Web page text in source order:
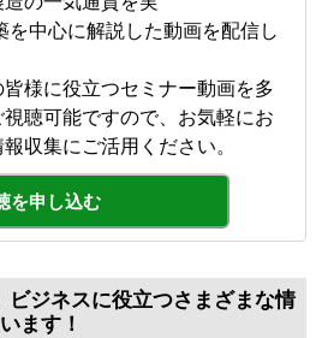
を中心に解説した動画を配信し
様に役立つセミナー動画を多
聴可能ですので、お気軽にお
収集にご活用ください。
を申し込む
ビジネスに役立つさまざまな情
ます！